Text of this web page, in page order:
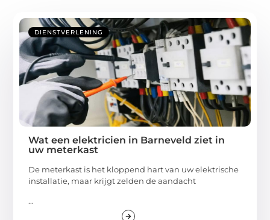
DIENSTVERLENING
Wat een elektricien in Barneveld ziet in
uw meterkast
De meterkast is het kloppend hart van uw elektrische
installatie, maar krijgt zelden de aandacht
...